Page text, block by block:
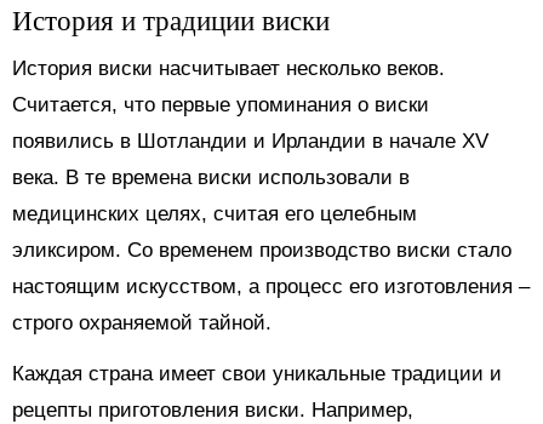
История и традиции виски
История виски насчитывает несколько веков.
Считается, что первые упоминания о виски
появились в Шотландии и Ирландии в начале XV
века. В те времена виски использовали в
медицинских целях, считая его целебным
эликсиром. Со временем производство виски стало
настоящим искусством, а процесс его изготовления –
строго охраняемой тайной.
Каждая страна имеет свои уникальные традиции и
рецепты приготовления виски. Например,